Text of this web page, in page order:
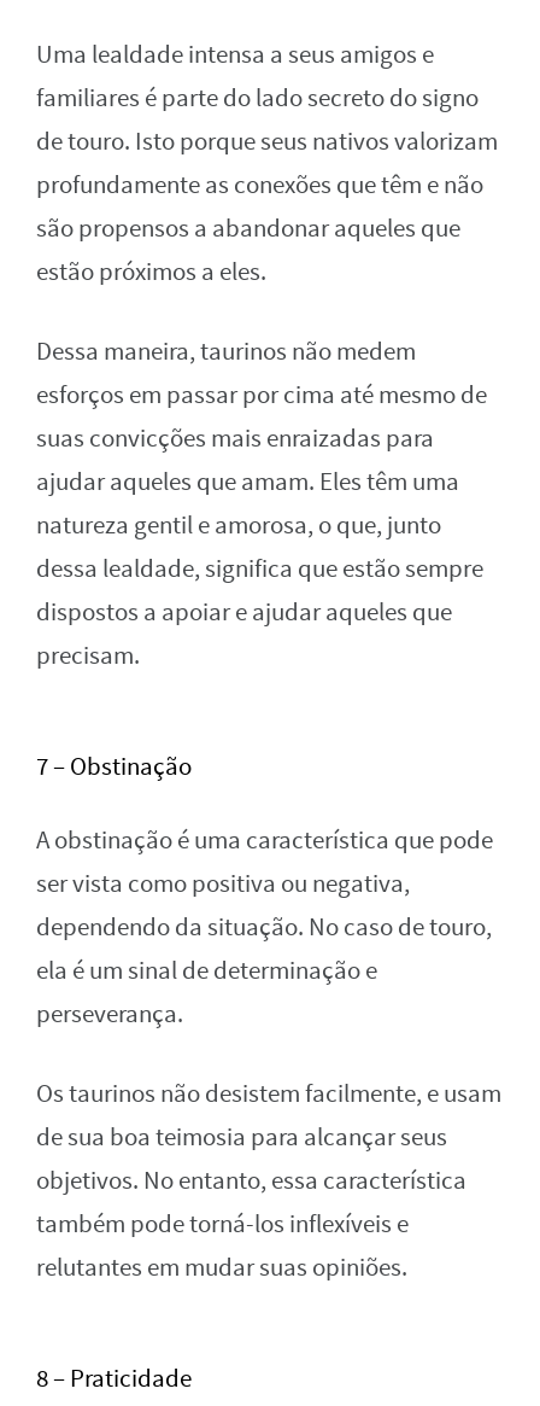
Uma lealdade intensa a seus amigos e
familiares é parte do lado secreto do signo
de touro. Isto porque seus nativos valorizam
profundamente as conexões que têm e não
são propensos a abandonar aqueles que
estão próximos a eles.
Dessa maneira, taurinos não medem
esforços em passar por cima até mesmo de
suas convicções mais enraizadas para
ajudar aqueles que amam. Eles têm uma
natureza gentil e amorosa, o que, junto
dessa lealdade, significa que estão sempre
dispostos a apoiar e ajudar aqueles que
precisam.
7 – Obstinação
A obstinação é uma característica que pode
ser vista como positiva ou negativa,
dependendo da situação. No caso de touro,
ela é um sinal de determinação e
perseverança.
Os taurinos não desistem facilmente, e usam
de sua boa teimosia para alcançar seus
objetivos. No entanto, essa característica
também pode torná-los inflexíveis e
relutantes em mudar suas opiniões.
8 – Praticidade